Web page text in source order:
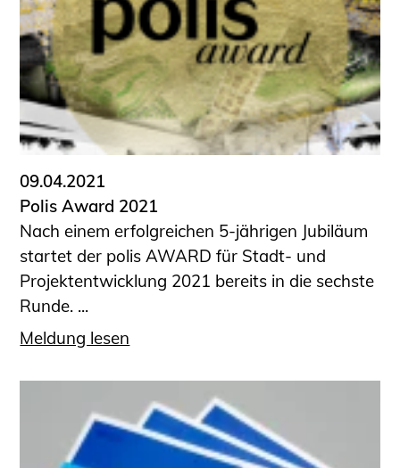
09.04.2021
Polis Award 2021
Nach einem erfolgreichen 5-jährigen Jubiläum
startet der polis AWARD für Stadt- und
Projektentwicklung 2021 bereits in die sechste
Runde. ...
Meldung lesen